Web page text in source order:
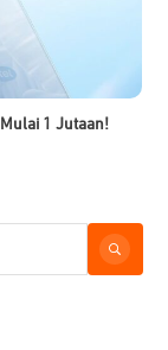
1 Jutaan!